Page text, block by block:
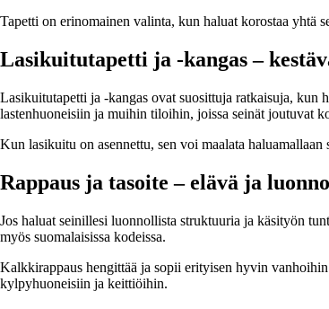
Tapetti on erinomainen valinta, kun haluat korostaa yhtä
Lasikuitutapetti ja -kangas –
Lasikuitutapetti ja -kangas ovat suosittuja ratkaisuja, kun
lastenhuoneisiin ja muihin tiloihin, joissa seinät joutuvat
Kun lasikuitu on asennettu, sen voi maalata
Rappaus ja tasoite – elävä ja
Jos haluat seinillesi luonnollista struktuuria ja käsityön
myös suomalaisissa kodeissa.
Kalkkirappaus hengittää ja sopii erityisen hyvin
kylpyhuoneisiin ja keittiöihin.